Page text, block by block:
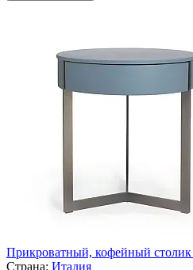
Прикроватный, кофейный
Страна: Италия